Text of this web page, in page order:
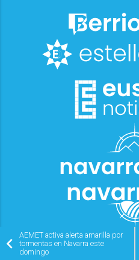
AEMET activa alerta amarilla por
tormentas en Navarra este
domingo